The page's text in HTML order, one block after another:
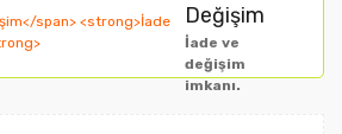
Değişim
İade ve
değişim
imkanı.